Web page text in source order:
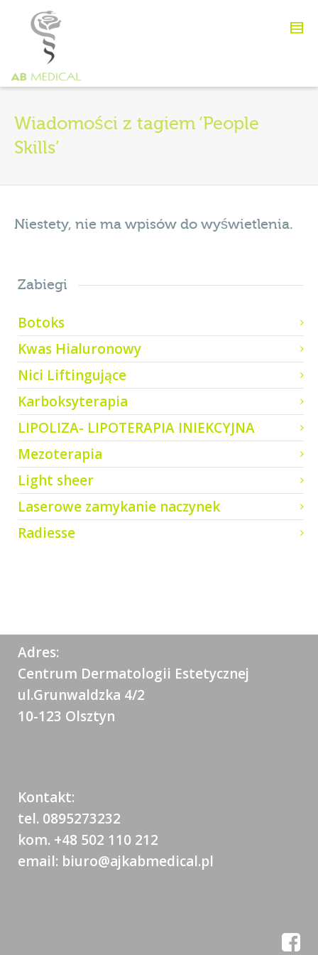
Wiadomości z tagiem ‘People
Skills’
Niestety, nie ma wpisów do wyświetlenia.
Zabiegi
Botoks
Kwas Hialuronowy
Nici Liftingujące
Karboksyterapia
LIPOLIZA- LIPOTERAPIA INIEKCYJNA
Mezoterapia
Light sheer
Laserowe zamykanie naczynek
Radiesse
Adres:
Centrum Dermatologii Estetycznej
ul.Grunwaldzka 4/2
10-123 Olsztyn
Kontakt:
tel. 0895273232
kom. +48 502 110 212
email: biuro@ajkabmedical.pl